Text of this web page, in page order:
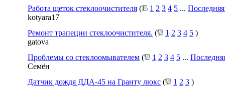
Работа щеток стеклоочистителя ( 1 2 3 4 5 ...
kotyara17
Ремонт трапеции стеклоочистителя. ( 1 2 3 4 5 )
gatova
Проблемы со стеклоомывателем ( 1 2 3 4 5 ...
Семён
Датчик дождя ДДА-45 на Гранту люкс ( 1 2 3 )